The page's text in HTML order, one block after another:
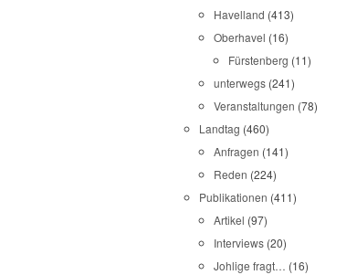
Havelland (413)
Oberhavel (16)
Fürstenberg (11)
unterwegs (241)
Veranstaltungen (78)
Landtag (460)
Anfragen (141)
Reden (224)
Publikationen (411)
Artikel (97)
Interviews (20)
Johlige fragt… (16)